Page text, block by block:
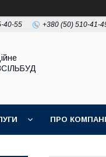
40-55 +380 (50) 510-41-
ПРО